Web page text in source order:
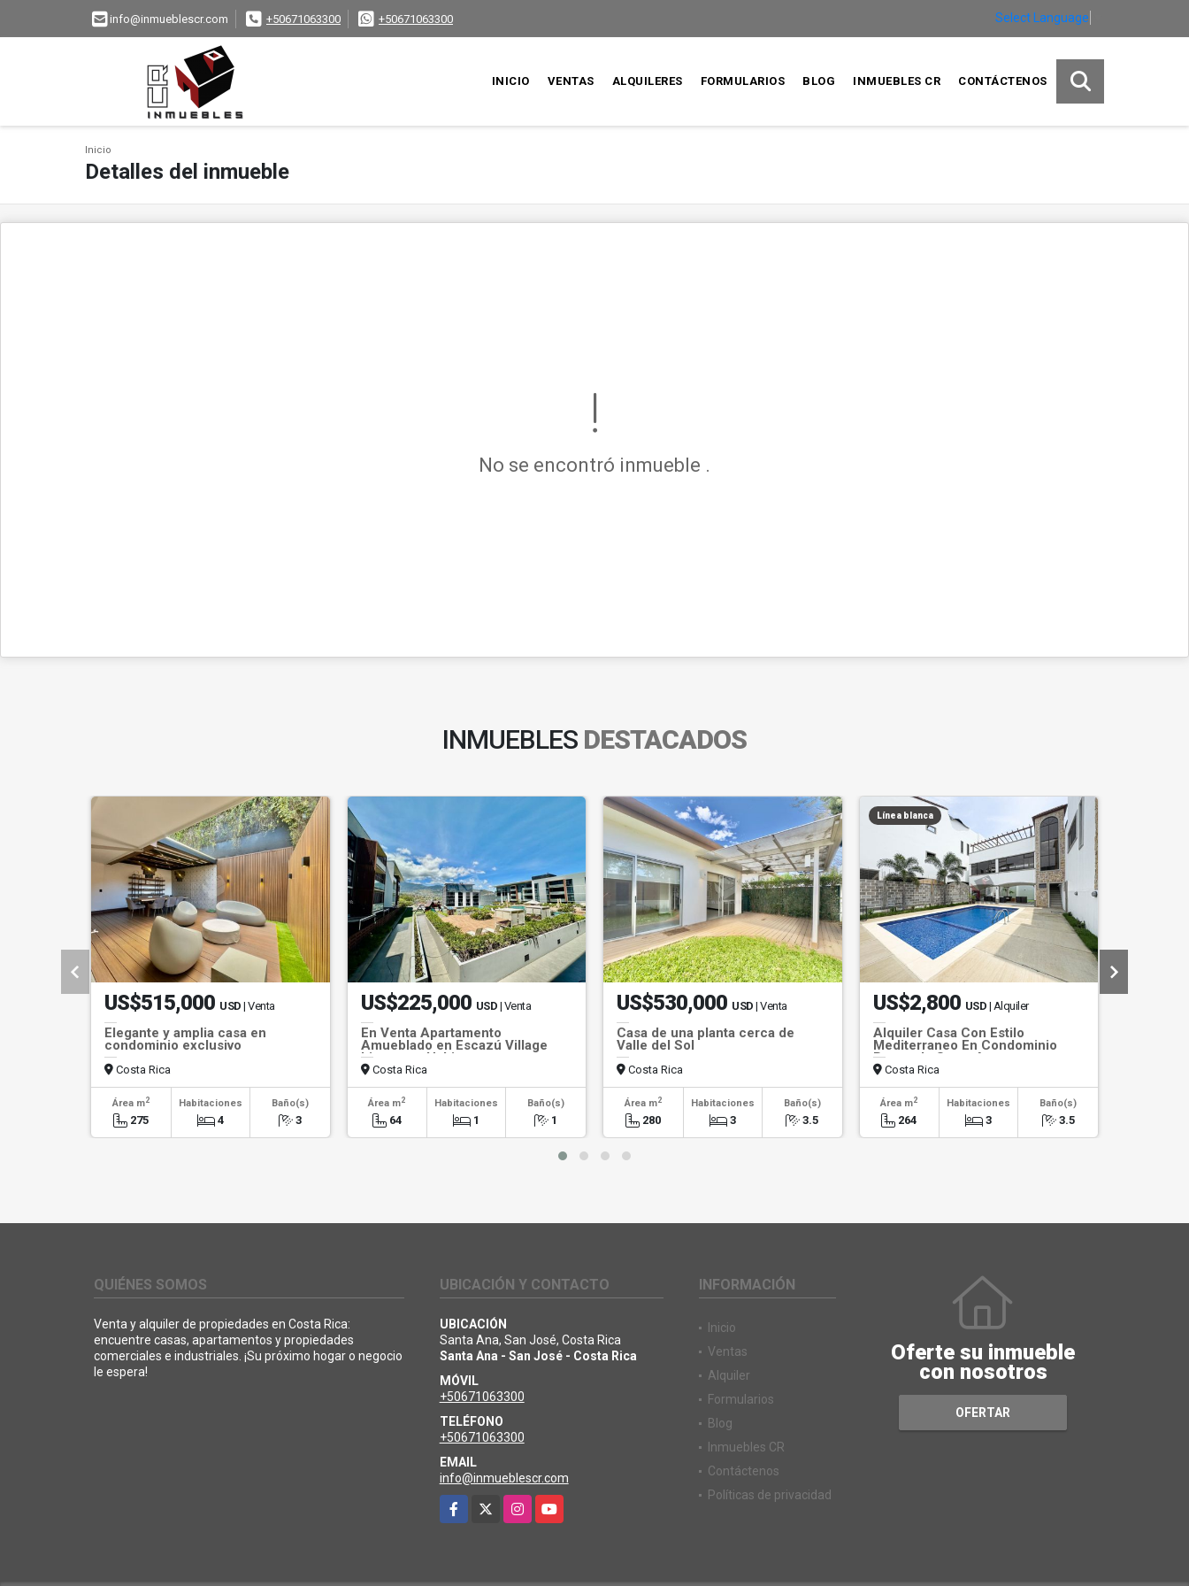
info@inmueblescr.com +50671063300 +50671063300 Select Language
INICIO VENTAS ALQUILERES FORMULARIOS BLOG INMUEBLES CR CONTÁCTENOS
Inicio
Detalles del inmueble
No se encontró inmueble .
INMUEBLES DESTACADOS
US$515,000 USD | Venta
Elegante y amplia casa en
condominio exclusivo
Costa Rica
Área m2
275
Habitaciones
4
Baño(s)
3
US$225,000 USD | Venta
En Venta Apartamento
Amueblado en Escazú Village
Listo para Habitar
Costa Rica
Área m2
64
Habitaciones
1
Baño(s)
1
US$530,000 USD | Venta
Casa de una planta cerca de
Valle del Sol
Costa Rica
Área m2
280
Habitaciones
3
Baño(s)
3.5
Línea blanca
US$2,800 USD | Alquiler
Alquiler Casa Con Estilo
Mediterraneo En Condominio
Pozos de Santa Ana
Costa Rica
Área m2
264
Habitaciones
3
Baño(s)
3.5
QUIÉNES SOMOS
Venta y alquiler de propiedades en Costa Rica:
encuentre casas, apartamentos y propiedades
comerciales e industriales. ¡Su próximo hogar o negocio
le espera!
UBICACIÓN Y CONTACTO
UBICACIÓN
Santa Ana, San José, Costa Rica
Santa Ana - San José - Costa Rica
MÓVIL
+50671063300
TELÉFONO
+50671063300
EMAIL
info@inmueblescr.com
Facebook
InstagramYouTube
INFORMACIÓN
Inicio
Ventas
Alquiler
Formularios
Blog
Inmuebles CR
Contáctenos
Políticas de privacidad
Oferte su inmueble
con nosotros
OFERTAR